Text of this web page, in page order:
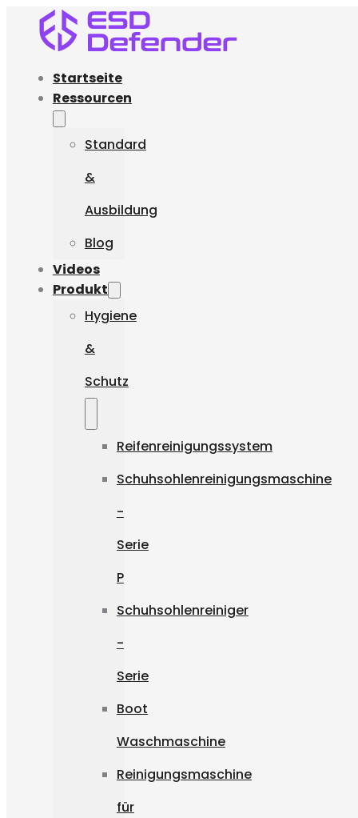
Startseite
Ressourcen
Standard
&
Ausbildung
Blog
Videos
Produkt
Hygiene
&
Schutz
Reifenreinigungssystem
Schuhsohlenreinigungsmaschine
-
Serie
P
Schuhsohlenreiniger
-
Serie
Boot
Waschmaschine
Reinigungsmaschine
für